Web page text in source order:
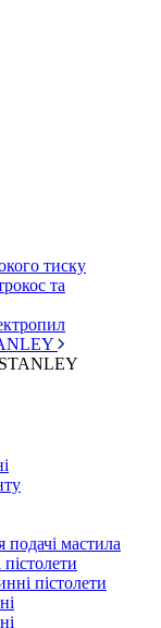
тиску
та
мастила
пістолети